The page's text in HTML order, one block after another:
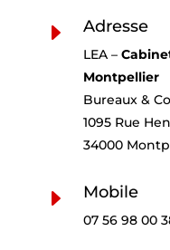
E Adresse
LEA –
Montpellier
Bureaux & Co
1095 Rue
34000
E Mobile
07 56 98 00